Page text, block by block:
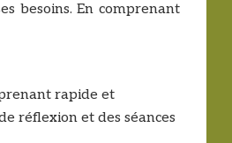
besoins. En comprenant
rapide et
réflexion et des séances